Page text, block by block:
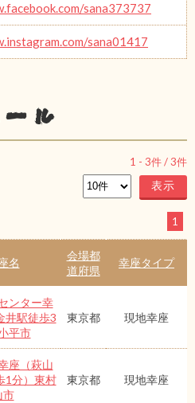
sana373737
sana01417
ル
1 - 3件 /3件
1
名
会場都
道府県
幸座タイプ
ンター幸
井駅徒歩3
平市
東京都 現地幸座
座（萩山
1分）東村
市
東京都 現地幸座